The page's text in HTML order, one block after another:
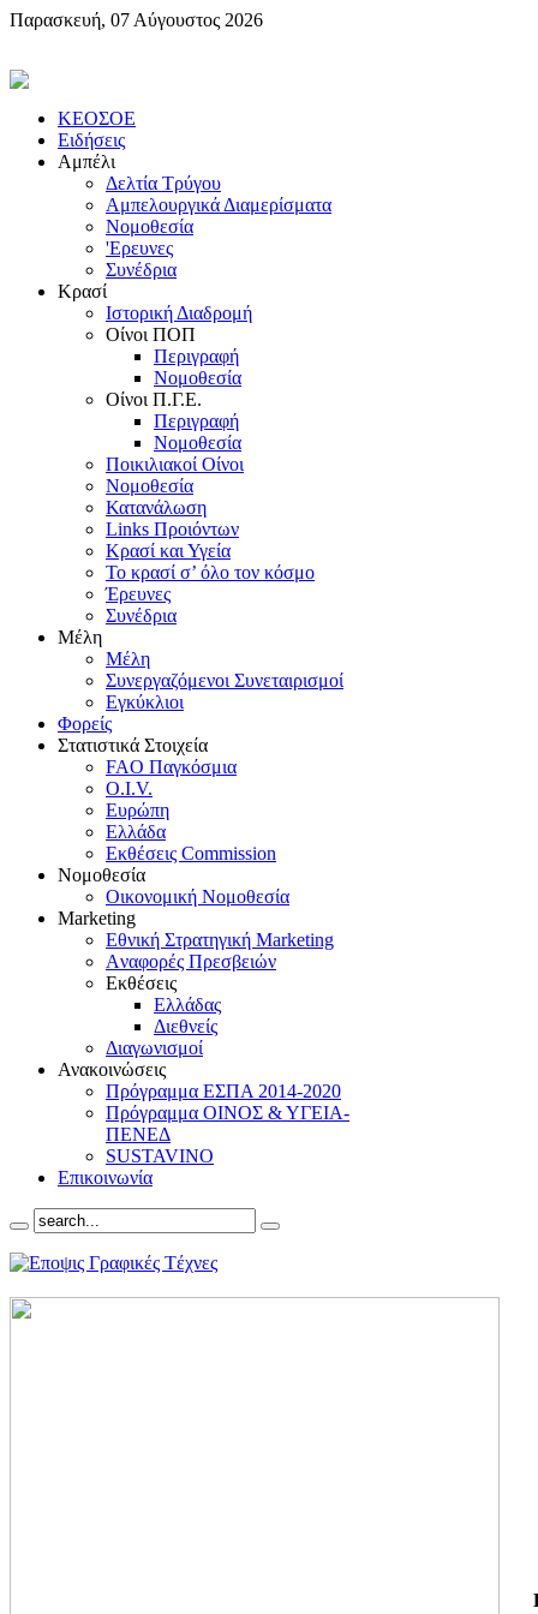
Παρασκευή, 07 Αύγουστος 2026
KEOΣOE
Ειδήσεις
Αμπέλι
Δελτία Τρύγου
Αμπελουργικά Διαμερίσματα
Nομοθεσία
'Eρευνες
Συνέδρια
Κρασί
Iστορική Διαδρομή
Oίνοι ΠOΠ
Περιγραφή
Nομοθεσία
Oίνοι Π.Γ.E.
Περιγραφή
Νομοθεσία
Ποικιλιακοί Oίνοι
Nομοθεσία
Κατανάλωση
Links Προιόντων
Κρασί και Υγεία
To κρασί σ’ όλο τον κόσμο
Έρευνες
Συνέδρια
Μέλη
Mέλη
Συνεργαζόμενοι Συνεταιρισμοί
Εγκύκλιοι
Φορείς
Στατιστικά Στοιχεία
FAO Παγκόσμια
O.I.V.
Ευρώπη
Ελλάδα
Eκθέσεις Commission
Νομοθεσία
Οικονομική Νομοθεσία
Marketing
Eθνική Στρατηγική Marketing
Aναφορές Πρεσβειών
Eκθέσεις
Eλλάδας
Διεθνείς
Διαγωνισμοί
Ανακοινώσεις
Πρόγραμμα ΕΣΠΑ 2014-2020
Πρόγραμμα ΟΙΝΟΣ & ΥΓΕΙΑ-
ΠΕΝΕΔ
SUSTAVINO
Επικοινωνία